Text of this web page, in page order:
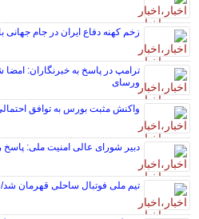
زخم کهنه دفاع ایران در جام
ترامپ در پاسخ به خبرنگاران: امضا
ورسای
واکنش مثبت بورس به توافق احتمالی ایران و
دبیر شورای عالی امنیت ملی:
تیم ملی فوتبال ساحلی قهرمان